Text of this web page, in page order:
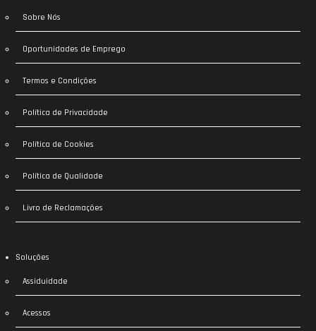
Sobre Nós
Oportunidades de Emprego
Termos e Condições
Política de Privacidade
Política de Cookies
Política de Qualidade
Livro de Reclamações
Soluções
Assiduidade
Acessos